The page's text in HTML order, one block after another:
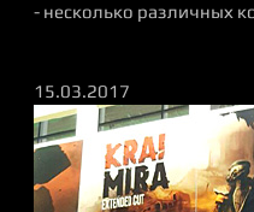
- несколько различных
15.03.2017